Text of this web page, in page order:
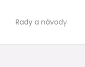
Rady a návody